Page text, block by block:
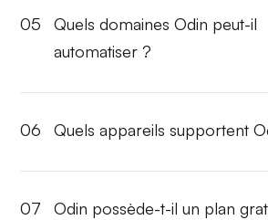
05
Quels domaines Odin peut-il
automatiser ?
06 Quels appareils supportent
07 Odin possède-t-il un plan